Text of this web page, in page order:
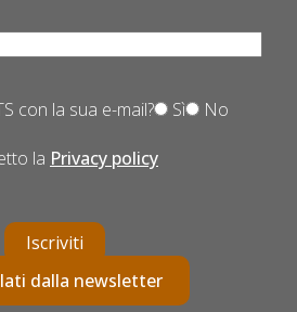
con la sua e-mail? Sì No
la Privacy policy
Iscriviti
dalla newsletter